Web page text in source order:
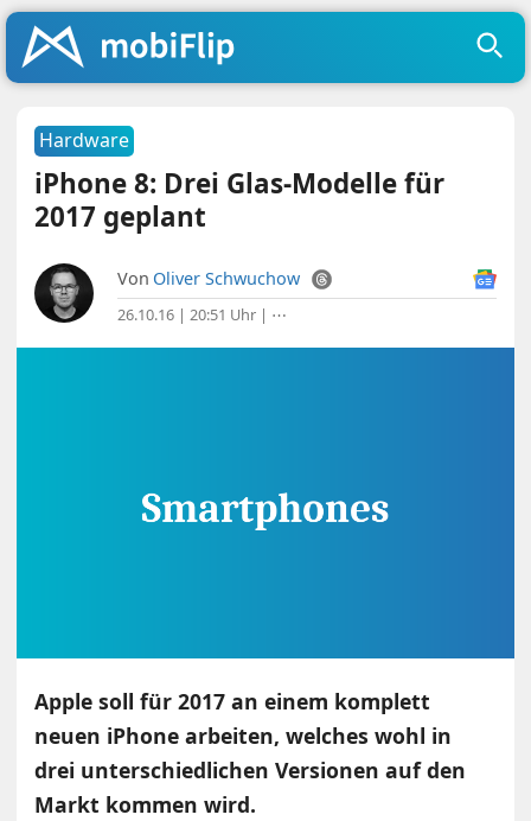
Hardware
iPhone 8: Drei Glas-Modelle für
2017 geplant
Von Oliver Schwuchow
26.10.16 | 20:51 Uhr | ⋯
Apple soll für 2017 an einem komplett
neuen iPhone arbeiten, welches wohl in
drei unterschiedlichen Versionen auf den
Markt kommen wird.